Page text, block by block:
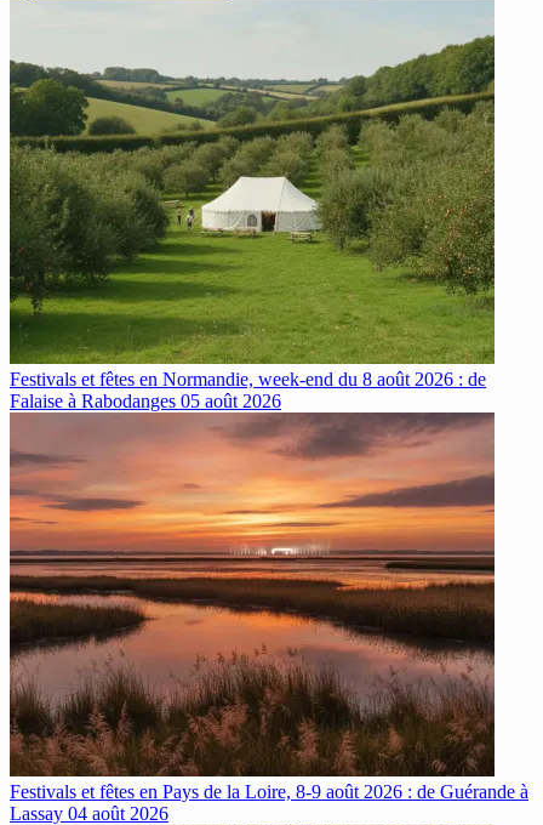
Festivals et fêtes en Normandie, week-end du 8 août 2026 : de
Falaise à Rabodanges 05 août 2026
Festivals et fêtes en Pays de la Loire, 8-9 août 2026 : de Guérande à
Lassay 04 août 2026